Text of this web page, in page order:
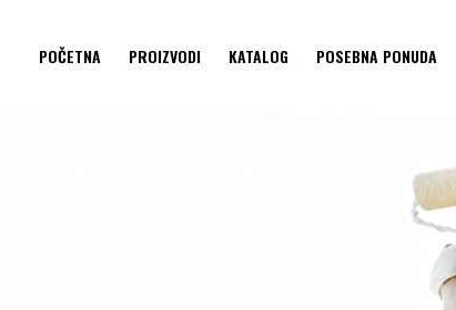
POČETNA PROIZVODI KATALOG POSEBNA PONUDA